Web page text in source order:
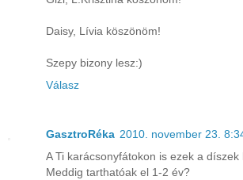
Daisy, Lívia köszönöm!
Szepy bizony lesz:)
Válasz
GasztroRéka 2010. november 23.
A Ti karácsonyfátokon is ezek a díszek
Meddig tarthatóak el 1-2 év?